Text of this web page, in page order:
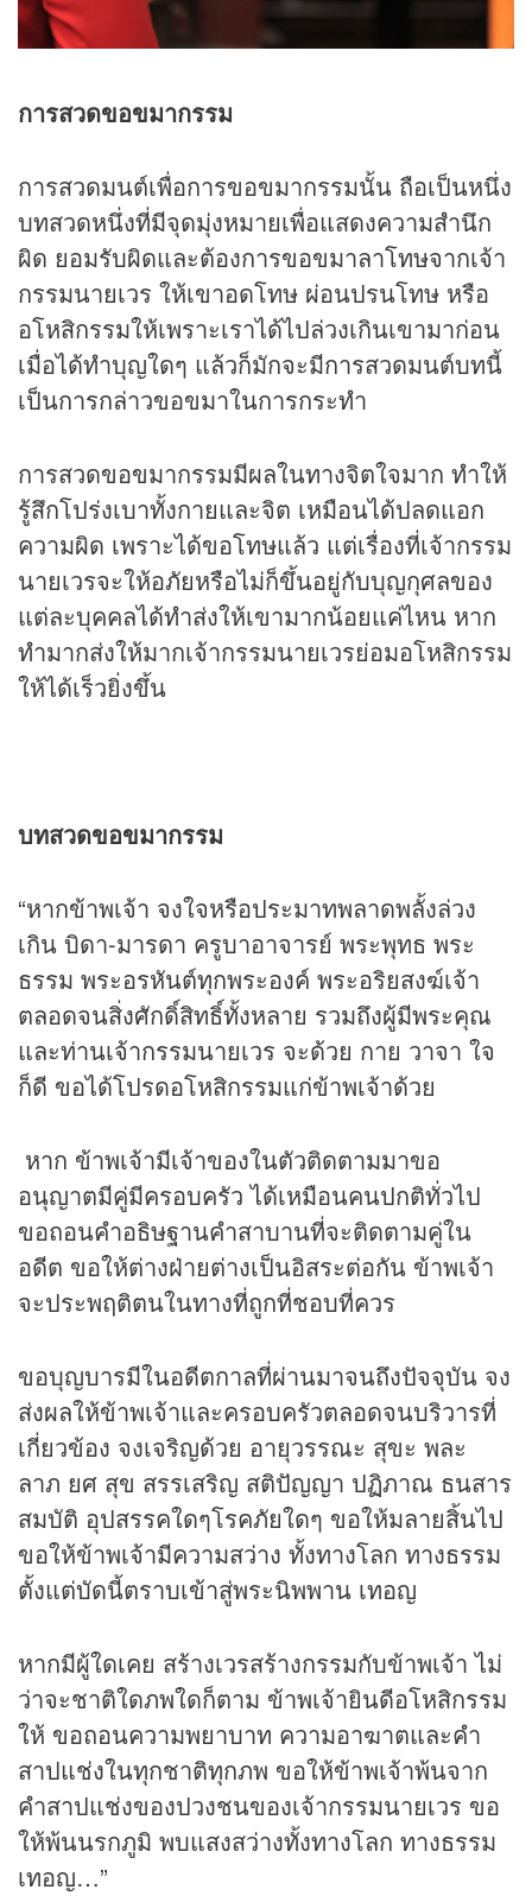
การสวดขอขมากรรม
การสวดมนต์เพื่อการขอขมากรรมนั้น ถือเป็นหนึ่ง
บทสวดหนึ่งที่มีจุดมุ่งหมายเพื่อแสดงความสำนึก
ผิด ยอมรับผิดและต้องการขอขมาลาโทษจากเจ้า
กรรมนายเวร ให้เขาอดโทษ ผ่อนปรนโทษ หรือ
อโหสิกรรมให้เพราะเราได้ไปล่วงเกินเขามาก่อน
เมื่อได้ทำบุญใดๆ แล้วก็มักจะมีการสวดมนต์บทนี้
เป็นการกล่าวขอขมาในการกระทำ
การสวดขอขมากรรมมีผลในทางจิตใจมาก ทำให้
รู้สึกโปร่งเบาทั้งกายและจิต เหมือนได้ปลดแอก
ความผิด เพราะได้ขอโทษแล้ว แต่เรื่องที่เจ้ากรรม
นายเวรจะให้อภัยหรือไม่ก็ขึ้นอยู่กับบุญกุศลของ
แต่ละบุคคลได้ทำส่งให้เขามากน้อยแค่ไหน หาก
ทำมากส่งให้มากเจ้ากรรมนายเวรย่อมอโหสิกรรม
ให้ได้เร็วยิ่งขึ้น
บทสวดขอขมากรรม
“หากข้าพเจ้า จงใจหรือประมาทพลาดพลั้งล่วง
เกิน บิดา-มารดา ครูบาอาจารย์ พระพุทธ พระ
ธรรม พระอรหันต์ทุกพระองค์ พระอริยสงฆ์เจ้า
ตลอดจนสิ่งศักดิ์สิทธิ์ทั้งหลาย รวมถึงผู้มีพระคุณ
และท่านเจ้ากรรมนายเวร จะด้วย กาย วาจา ใจ
ก็ดี ขอได้โปรดอโหสิกรรมแก่ข้าพเจ้าด้วย
หาก ข้าพเจ้ามีเจ้าของในตัวติดตามมาขอ
อนุญาตมีคู่มีครอบครัว ได้เหมือนคนปกติทั่วไป
ขอถอนคำอธิษฐานคำสาบานที่จะติดตามคู่ใน
อดีต ขอให้ต่างฝ่ายต่างเป็นอิสระต่อกัน ข้าพเจ้า
จะประพฤติตนในทางที่ถูกที่ชอบที่ควร
ขอบุญบารมีในอดีตกาลที่ผ่านมาจนถึงปัจจุบัน จง
ส่งผลให้ข้าพเจ้าและครอบครัวตลอดจนบริวารที่
เกี่ยวข้อง จงเจริญด้วย อายุวรรณะ สุขะ พละ
ลาภ ยศ สุข สรรเสริญ สติปัญญา ปฏิภาณ ธนสาร
สมบัติ อุปสรรคใดๆโรคภัยใดๆ ขอให้มลายสิ้นไป
ขอให้ข้าพเจ้ามีความสว่าง ทั้งทางโลก ทางธรรม
ตั้งแต่บัดนี้ตราบเข้าสู่พระนิพพาน เทอญ
หากมีผู้ใดเคย สร้างเวรสร้างกรรมกับข้าพเจ้า ไม่
ว่าจะชาติใดภพใดก็ตาม ข้าพเจ้ายินดีอโหสิกรรม
ให้ ขอถอนความพยาบาท ความอาฆาตและคำ
สาปแช่งในทุกชาติทุกภพ ขอให้ข้าพเจ้าพ้นจาก
คำสาปแช่งของปวงชนของเจ้ากรรมนายเวร ขอ
ให้พ้นนรกภูมิ พบแสงสว่างทั้งทางโลก ทางธรรม
เทอญ…”